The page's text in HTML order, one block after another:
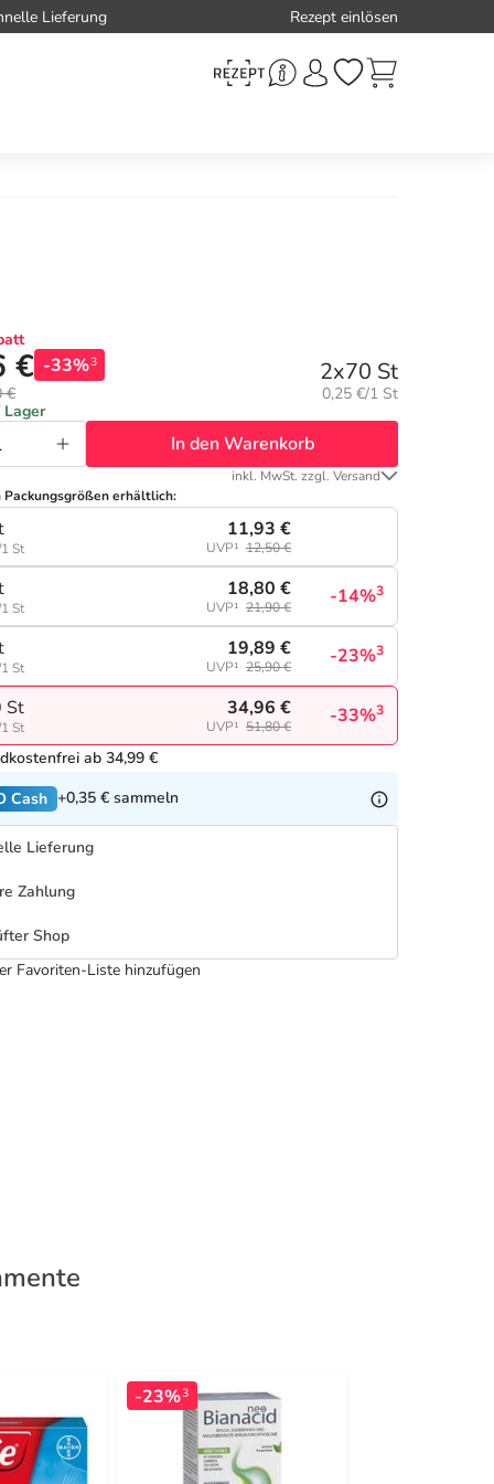
Lieferung Rezept einlösen
€ -33%3
€
2x70 St
Grundpreis:
0,25 €/1 St
In den Warenkorb
inkl. MwSt. zzgl. Versand
Packungsgrößen erhältlich:
St
11,93 €
UVP¹ 12,50 €
St
18,80 €
UVP¹ 21,90 € -14%3
St
19,89 €
UVP¹ 25,90 € -23%3
St
St
34,96 €
UVP¹ 51,80 € -33%3
ab 34,99 €
Cash +0,35 € sammeln
Lieferung
Zahlung
Shop
Favoriten-Liste hinzufügen
-23%3